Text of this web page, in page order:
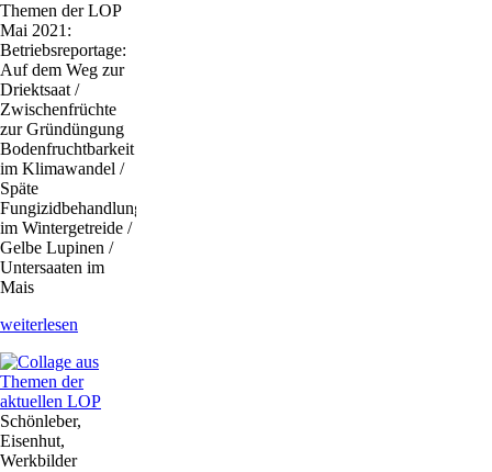
Themen der LOP
Mai 2021:
Betriebsreportage:
Auf dem Weg zur
Driektsaat /
Zwischenfrüchte
zur Gründüngung
Bodenfruchtbarkeit
im Klimawandel /
Späte
Fungizidbehandlung
im Wintergetreide /
Gelbe Lupinen /
Untersaaten im
Mais
weiterlesen
2021:
Das
steht
drin
Schönleber,
Eisenhut,
Werkbilder